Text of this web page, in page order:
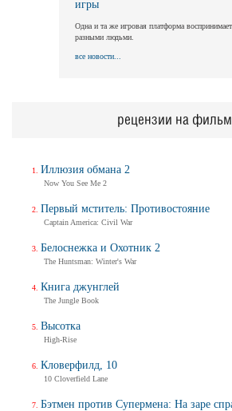
игры
Одна и та же игровая платформа
разными людьми.
все новости...
рецензии на
Иллюзия обмана 2
Now You See Me 2
Первый мститель: Противостояние
Captain America: Civil War
Белоснежка и Охотник 2
The Huntsman: Winter's War
Книга джунглей
The Jungle Book
Высотка
High-Rise
Кловерфилд, 10
10 Cloverfield Lane
Бэтмен против Супермена: На заре